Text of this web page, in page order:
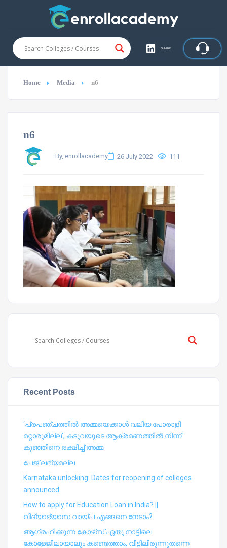
SHARE
Home Media n6
n6
By, enrollacademy 26 July 2022 111
Recent Posts
‘പ്രപഞ്ചത്തില്‍ അമ്മയെക്കാള്‍ വലിയ പോരാളി
മറ്റാരുമില്ല’, കടുവയുടെ ആക്രമണത്തില്‍ നിന്ന്
കുഞ്ഞിനെ രക്ഷിച്ച് അമ്മ
പേജ് ലഭ്യമല്ല
Karnataka unlocking: Dates for reopening of colleges
announced
How to apply for Education Loan in India? ||
വിദ്യാഭ്യാസ വായ്പ എങ്ങനെ നേടാം?
ആഗ്രഹിക്കുന്ന കോഴ്‍സ് ഏതു നാട്ടിലെ
കോളേജിലായാലും കണ്ടെത്താം, വീട്ടിലിരുന്നുതന്നെ